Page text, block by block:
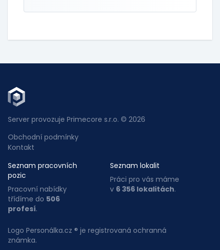
Server provozuje Primecore s.r.o. © 2026
Obchodní podmínky
Kontakt
Seznam pracovních
pozic
Pracovní nabídky
třídíme do 506
profesí.
Seznam lokalit
Práci pro vás máme
v 6 356 lokalitách.
Logo Personálka.cz ® je registrovaná ochranná
známka.